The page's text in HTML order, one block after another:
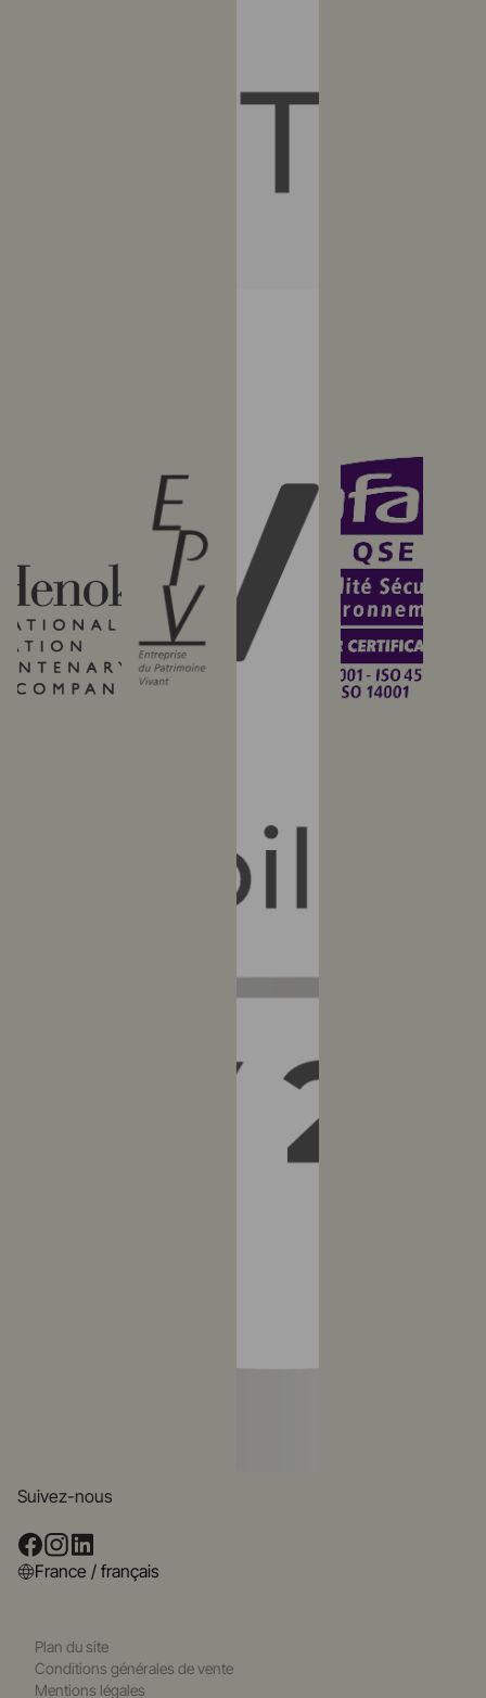
Suivez-nous
France / français
Plan du site
Conditions générales de vente
Mentions légales